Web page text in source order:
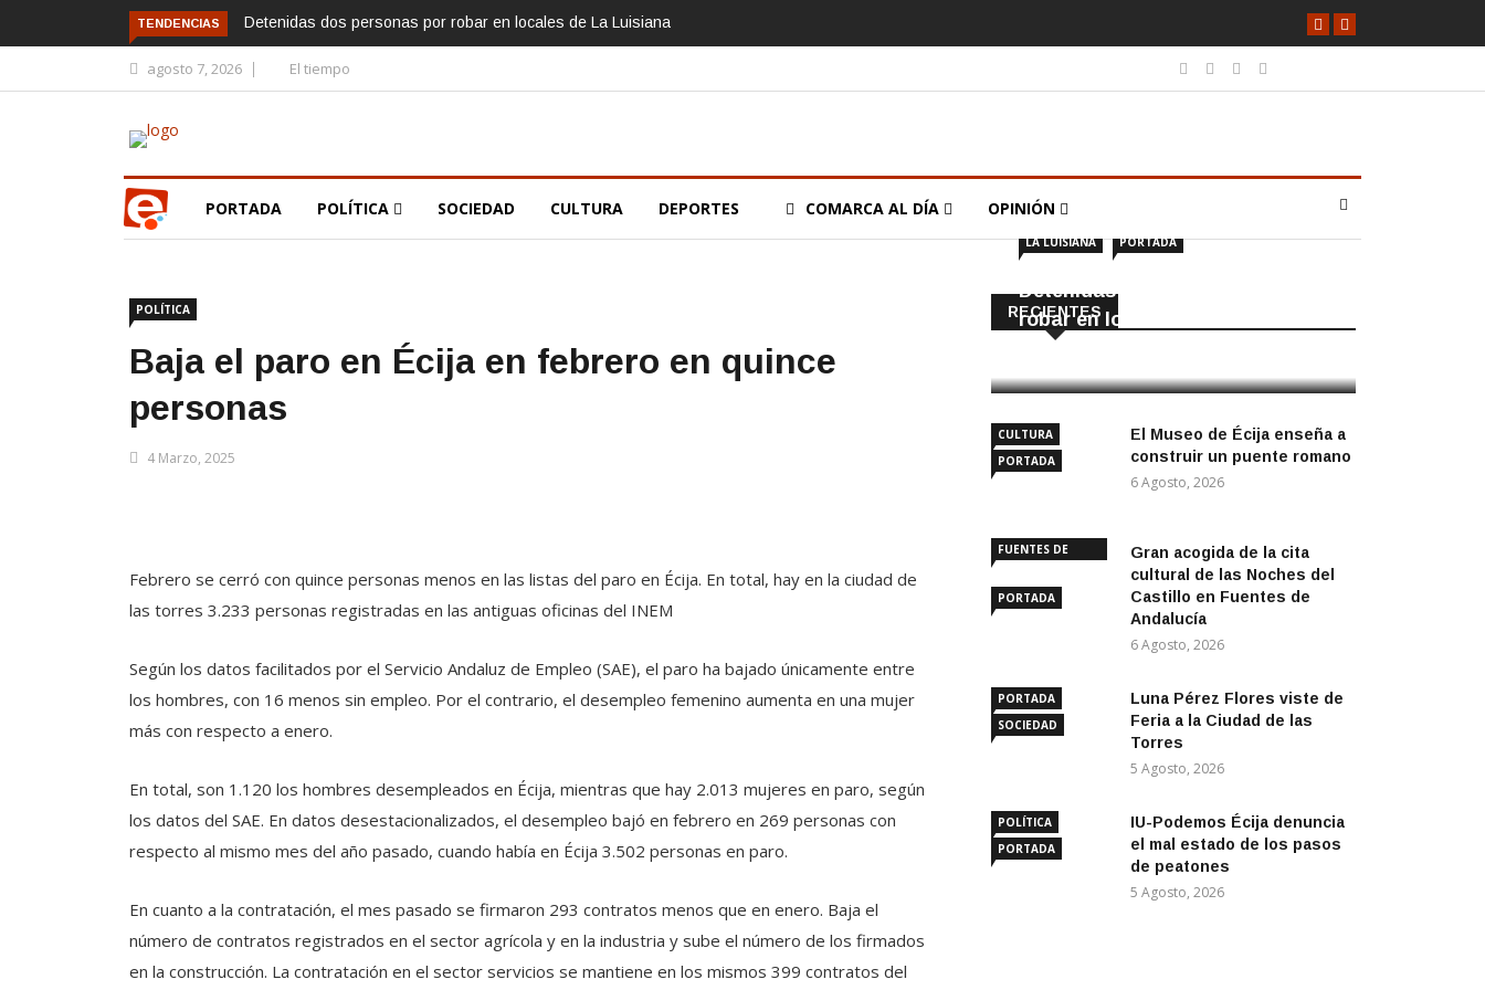
TENDENCIAS Detenidas dos personas por robar en locales de La Luisiana
agosto 7, 2026 El tiempo
PORTADA POLÍTICA SOCIEDAD CULTURA DEPORTES COMARCA AL DÍA OPINIÓN
POLÍTICA
Baja el paro en Écija en febrero en quince
personas
4 Marzo, 2025
Febrero se cerró con quince personas menos en las listas del paro en Écija. En total, hay en la ciudad de
las torres 3.233 personas registradas en las antiguas oficinas del INEM
Según los datos facilitados por el Servicio Andaluz de Empleo (SAE), el paro ha bajado únicamente entre
los hombres, con 16 menos sin empleo. Por el contrario, el desempleo femenino aumenta en una mujer
más con respecto a enero.
En total, son 1.120 los hombres desempleados en Écija, mientras que hay 2.013 mujeres en paro, según
los datos del SAE. En datos desestacionalizados, el desempleo bajó en febrero en 269 personas con
respecto al mismo mes del año pasado, cuando había en Écija 3.502 personas en paro.
En cuanto a la contratación, el mes pasado se firmaron 293 contratos menos que en enero. Baja el
número de contratos registrados en el sector agrícola y en la industria y sube el número de los firmados
en la construcción. La contratación en el sector servicios se mantiene en los mismos 399 contratos del
RECIENTES
LA LUISIANA PORTADA
Detenidas dos personas por
robar en locales de La Luisiana
CULTURA
PORTADA
El Museo de Écija enseña a
construir un puente romano
6 Agosto, 2026
FUENTES DE
PORTADA
Gran acogida de la cita
cultural de las Noches del
Castillo en Fuentes de
Andalucía
6 Agosto, 2026
PORTADA
SOCIEDAD
Luna Pérez Flores viste de
Feria a la Ciudad de las
Torres
5 Agosto, 2026
POLÍTICA
PORTADA
IU-Podemos Écija denuncia
el mal estado de los pasos
de peatones
5 Agosto, 2026